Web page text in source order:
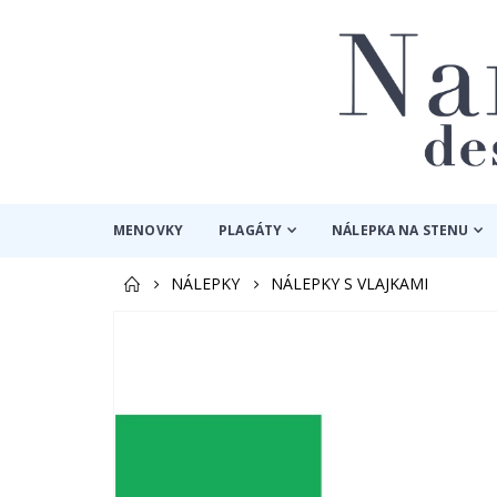
MENOVKY PLAGÁTY NÁLEPKA NA STENU
NÁLEPKY
NÁLEPKY S VLAJKAMI